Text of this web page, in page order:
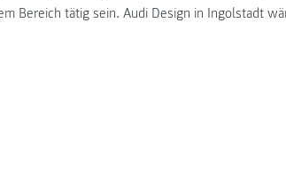
Bereich tätig sein. Audi Design in Ingolstadt